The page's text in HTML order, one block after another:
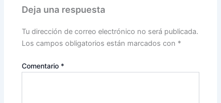
Deja una respuesta
Tu dirección de correo electrónico no será publicada.
Los campos obligatorios están marcados con *
Comentario *